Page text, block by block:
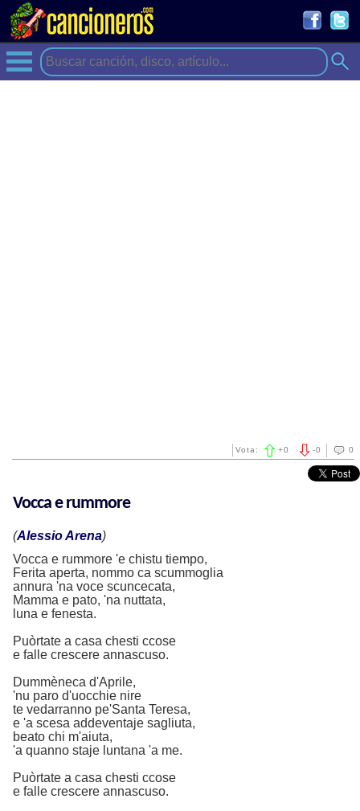
0
-0
Vota: +0
Vocca e rummore
(Alessio Arena)
Vocca e rummore 'e chistu tiempo,
Ferita aperta, nommo ca scummoglia
annura 'na voce scuncecata,
Mamma e pato, 'na nuttata,
luna e fenesta.
Puòrtate a casa chesti ccose
e falle crescere annascuso.
Dummèneca d'Aprile,
'nu paro d'uocchie nire
te vedarranno pe'Santa Teresa,
e 'a scesa addeventaje sagliuta,
beato chi m'aiuta,
'a quanno staje luntana 'a me.
Puòrtate a casa chesti ccose
e falle crescere annascuso.